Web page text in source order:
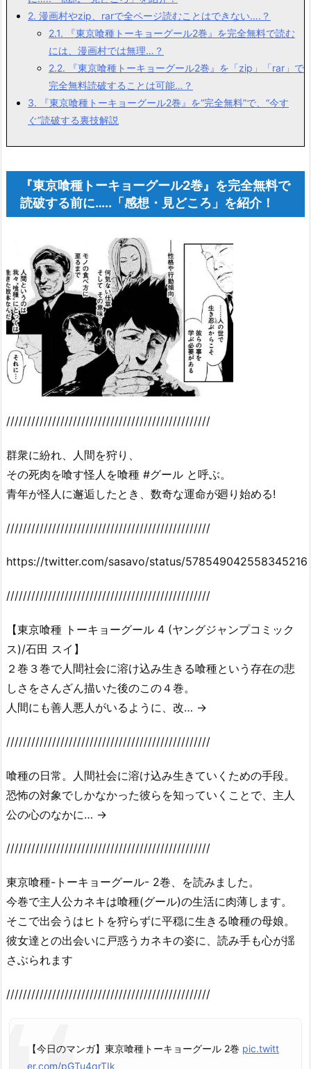
2. 漫画村やzip、rarで全ページ読むことはできない….？
2.1. 『東京喰種トーキョーグール2巻』を完全無料で読む
には、漫画村では無理…？
2.2. 『東京喰種トーキョーグール2巻』を「zip」「rar」で
完全無料読破することは可能…？
3. 『東京喰種トーキョーグール2巻』を“完全無料”で、“今す
ぐ”読破する裏技解説
『東京喰種トーキョーグール2巻』を完全無料で
読破する前に…..「感想・見どころ」を紹介！
/////////////////////////////////////////////////
群衆に紛れ、人間を狩り、
その死肉を喰す怪人を喰種 #グール と呼ぶ。
青年が怪人に邂逅したとき、数奇な運命が廻り始める!
/////////////////////////////////////////////////
https://twitter.com/sasavo/status/578549042558345216
/////////////////////////////////////////////////
【東京喰種 トーキョーグール 4 (ヤングジャンプコミック
ス)/石田 スイ】
２巻３巻で人間社会に溶け込み生きる喰種という存在の悲
しさをさんざん描いた後のこの４巻。
人間にも善人悪人がいるように、改… →
/////////////////////////////////////////////////
喰種の日常。人間社会に溶け込み生きていくための手段。
恐怖の対象でしかなかった彼らを知っていくことで、主人
公の心のなかに… →
/////////////////////////////////////////////////
東京喰種-トーキョーグール- 2巻、を読みました。
今巻で主人公カネキは喰種(グール)の生活に肉薄します。
そこで出会うはヒトを狩らずに平穏に生きる喰種の母娘。
彼女達との出会いに戸惑うカネキの姿に、読み手も心が揺
さぶられます
/////////////////////////////////////////////////
【今日のマンガ】東京喰種トーキョーグール 2巻 pic.twitt
er.com/pGTu4qrTIk